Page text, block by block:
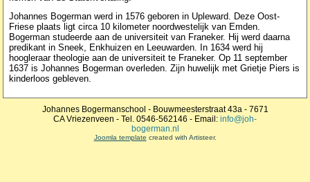
Johannes Bogerman werd in 1576 geboren in Upleward. Deze Oost-
Friese plaats ligt circa 10 kilometer noordwestelijk van Emden.
Bogerman studeerde aan de universiteit van Franeker. Hij werd daarna
predikant in Sneek, Enkhuizen en Leeuwarden. In 1634 werd hij
hoogleraar theologie aan de universiteit te Franeker. Op 11 september
1637 is Johannes Bogerman overleden. Zijn huwelijk met Grietje Piers is
kinderloos gebleven.
Johannes Bogermanschool - Bouwmeesterstraat 43a - 7671
CA Vriezenveen - Tel. 0546-562146 - Email: info@joh-
bogerman.nl
Joomla template created with Artisteer.